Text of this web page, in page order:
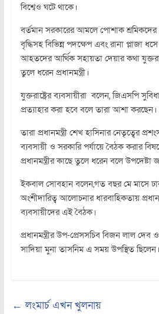
বিশ্বেও ঘটে থাকে।
বর্তমান সরকারের আমলে পোশাক
বৃদ্ধিসহ বিভিন্ন পদক্ষেপ এবং রানা প্লাজা
আহতদের আর্থিক সহায়তা দেয়ার কথা
তুলে ধরেন প্রধানমন্ত্রী।
যুক্তরাষ্ট্রের ব্যবসায়ীরা বলেন, জিএসপি
প্রত্যাহার করা হবে বলে তারা আশা করছেন।
তারা প্রধানমন্ত্রী শেখ হাসিনার নেতৃত্বের
ব্যবসায়ী ও সরকারি পর্যায়ে বৈঠক করার
প্রধানমন্ত্রীর কাছে তুলে ধরেন বলে উপদেষ্টা
ইকবাল সোবহান বলেন,গত বছর মে মাসে
অংশীদারিত্ব আলোচনার ধারবাহিকতায়
ব্যবসায়ীদের এই বৈঠক।
প্রধানমন্ত্রীর উপ-প্রেসসচিব বিজন লাল দেব
সাদিয়া মুনা তাসনিম এ সময় উপস্থিত ছিলেন।
← লংমার্চ এখন খুলনায়